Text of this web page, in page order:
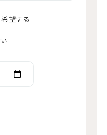
望する